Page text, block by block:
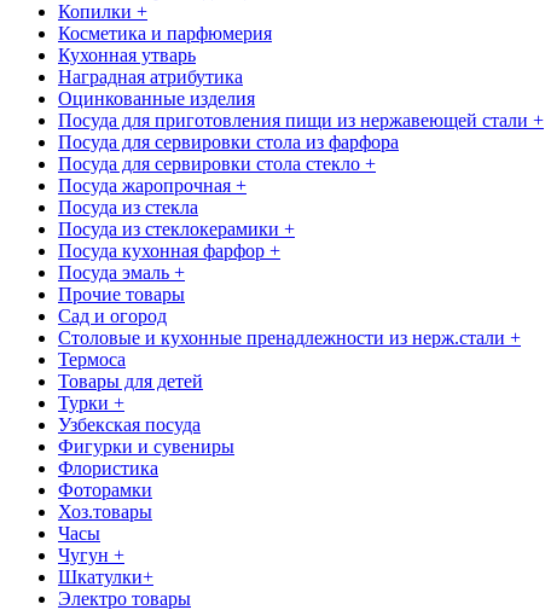
Копилки +
Косметика и парфюмерия
Кухонная утварь
Наградная атрибутика
Оцинкованные изделия
Посуда для приготовления пищи из нержавеющей стали +
Посуда для сервировки стола из фарфора
Посуда для сервировки стола стекло +
Посуда жаропрочная +
Посуда из стекла
Посуда из стеклокерамики +
Посуда кухонная фарфор +
Посуда эмаль +
Прочие товары
Сад и огород
Столовые и кухонные пренадлежности из нерж.стали +
Термоса
Товары для детей
Турки +
Узбекская посуда
Фигурки и сувениры
Флористика
Фоторамки
Хоз.товары
Часы
Чугун +
Шкатулки+
Электро товары